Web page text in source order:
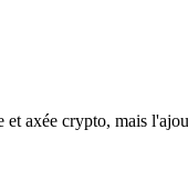
axée crypto, mais